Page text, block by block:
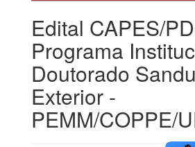
Edital CAPES/
Programa
Doutorado
Exterior -
PEMM/COPPE/